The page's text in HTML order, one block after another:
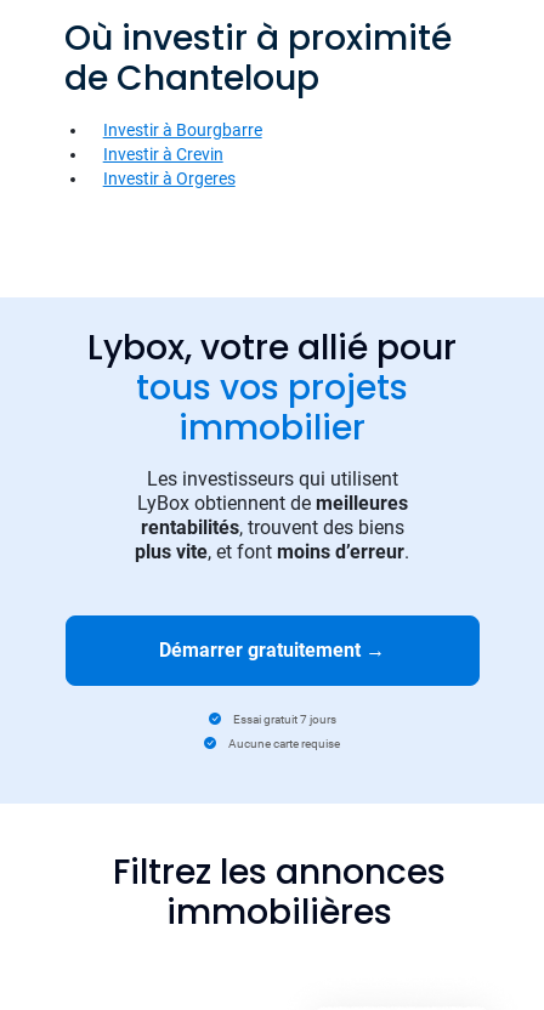
Où investir à proximité
de Chanteloup
Investir à Bourgbarre
Investir à Crevin
Investir à Orgeres
Lybox, votre allié pour
tous vos projets
immobilier
Les investisseurs qui utilisent
LyBox obtiennent de meilleures
rentabilités, trouvent des biens
plus vite, et font moins d’erreur.
Démarrer gratuitement →
Essai gratuit 7 jours
Aucune carte requise
Filtrez les annonces
immobilières